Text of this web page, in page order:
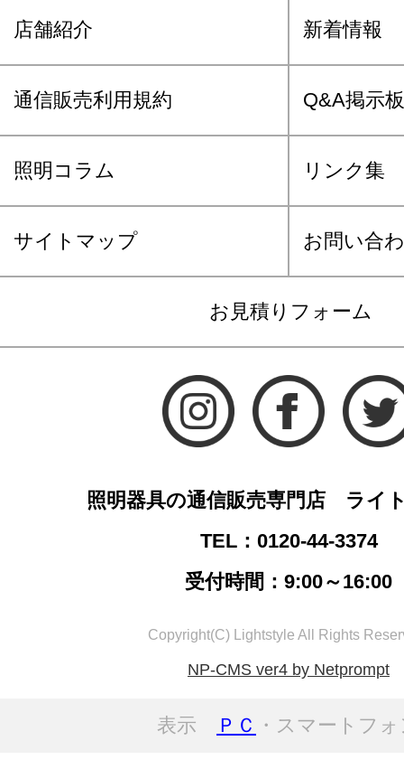
店舗紹介 新着情報
通信販売利用規約 Q&A掲示板
照明コラム リンク集
サイトマップ お問い合
お見積りフォーム
照明器具の通信販売専門店 ライ
TEL：0120-44-3374
受付時間：9:00～16:00
Copyright(C) Lightstyle All Rights
NP-CMS ver4 by Netprompt
表示 ＰＣ ・スマートフ